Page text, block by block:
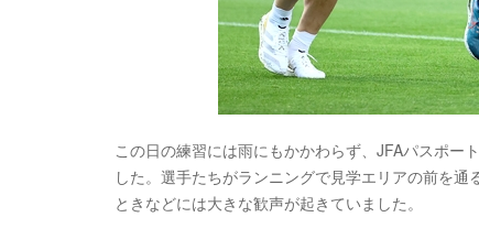
この日の練習には雨にもかかわらず、JFAパスポー
した。選手たちがランニングで見学エリアの前を
ときなどには大きな歓声が起きていました。